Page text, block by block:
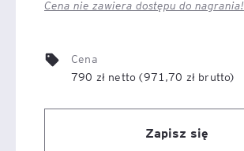
Cena nie zawiera dostępu do nagrania!
Cena
790 zł netto (971,70 zł brutto)
Zapisz się